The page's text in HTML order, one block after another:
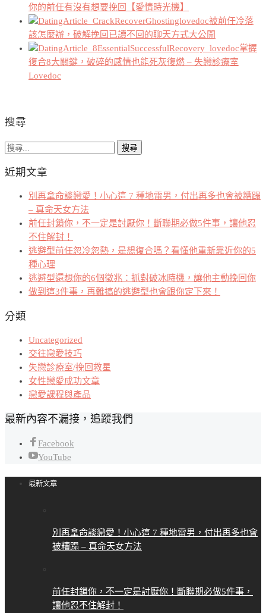
你的前任有沒有想要挽回【愛情時光機】
被前任冷落
該怎麼辦，破解挽回已讀不回的聊天方式大公開
掌握
復合8大關鍵，破碎的感情也能死灰復燃 – 失戀診療室
Lovedoc
搜尋
搜
關
近期文章
別再拿命談戀愛！小心這 7 種地雷男，付出再多也會被糟蹋
– 真命天女方法
前任封鎖你，不一定是討厭你！斷聯期必做5件事，讓他忍
不住解封！
逃避型前任忽冷忽熱，是想復合嗎？看懂他重新靠近你的5
種心理
逃避型還想你的6個徵兆：抓對破冰時機，讓他主動挽回你
做到這3件事，再難搞的逃避型也會跟你定下來！
分類
Uncategorized
交往戀愛技巧
失戀診療室/挽回救星
女性戀愛成功文章
戀愛課程與產品
最新內容不漏接，追蹤我們
Facebook
YouTube
最新文章
別再拿命談戀愛！小心這 7 種地雷男，付出再多也會
被糟蹋 – 真命天女方法
前任封鎖你，不一定是討厭你！斷聯期必做5件事，
讓他忍不住解封！